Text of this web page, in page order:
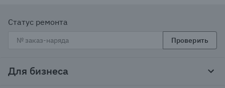
Статус ремонта
Проверить
Для бизнеса